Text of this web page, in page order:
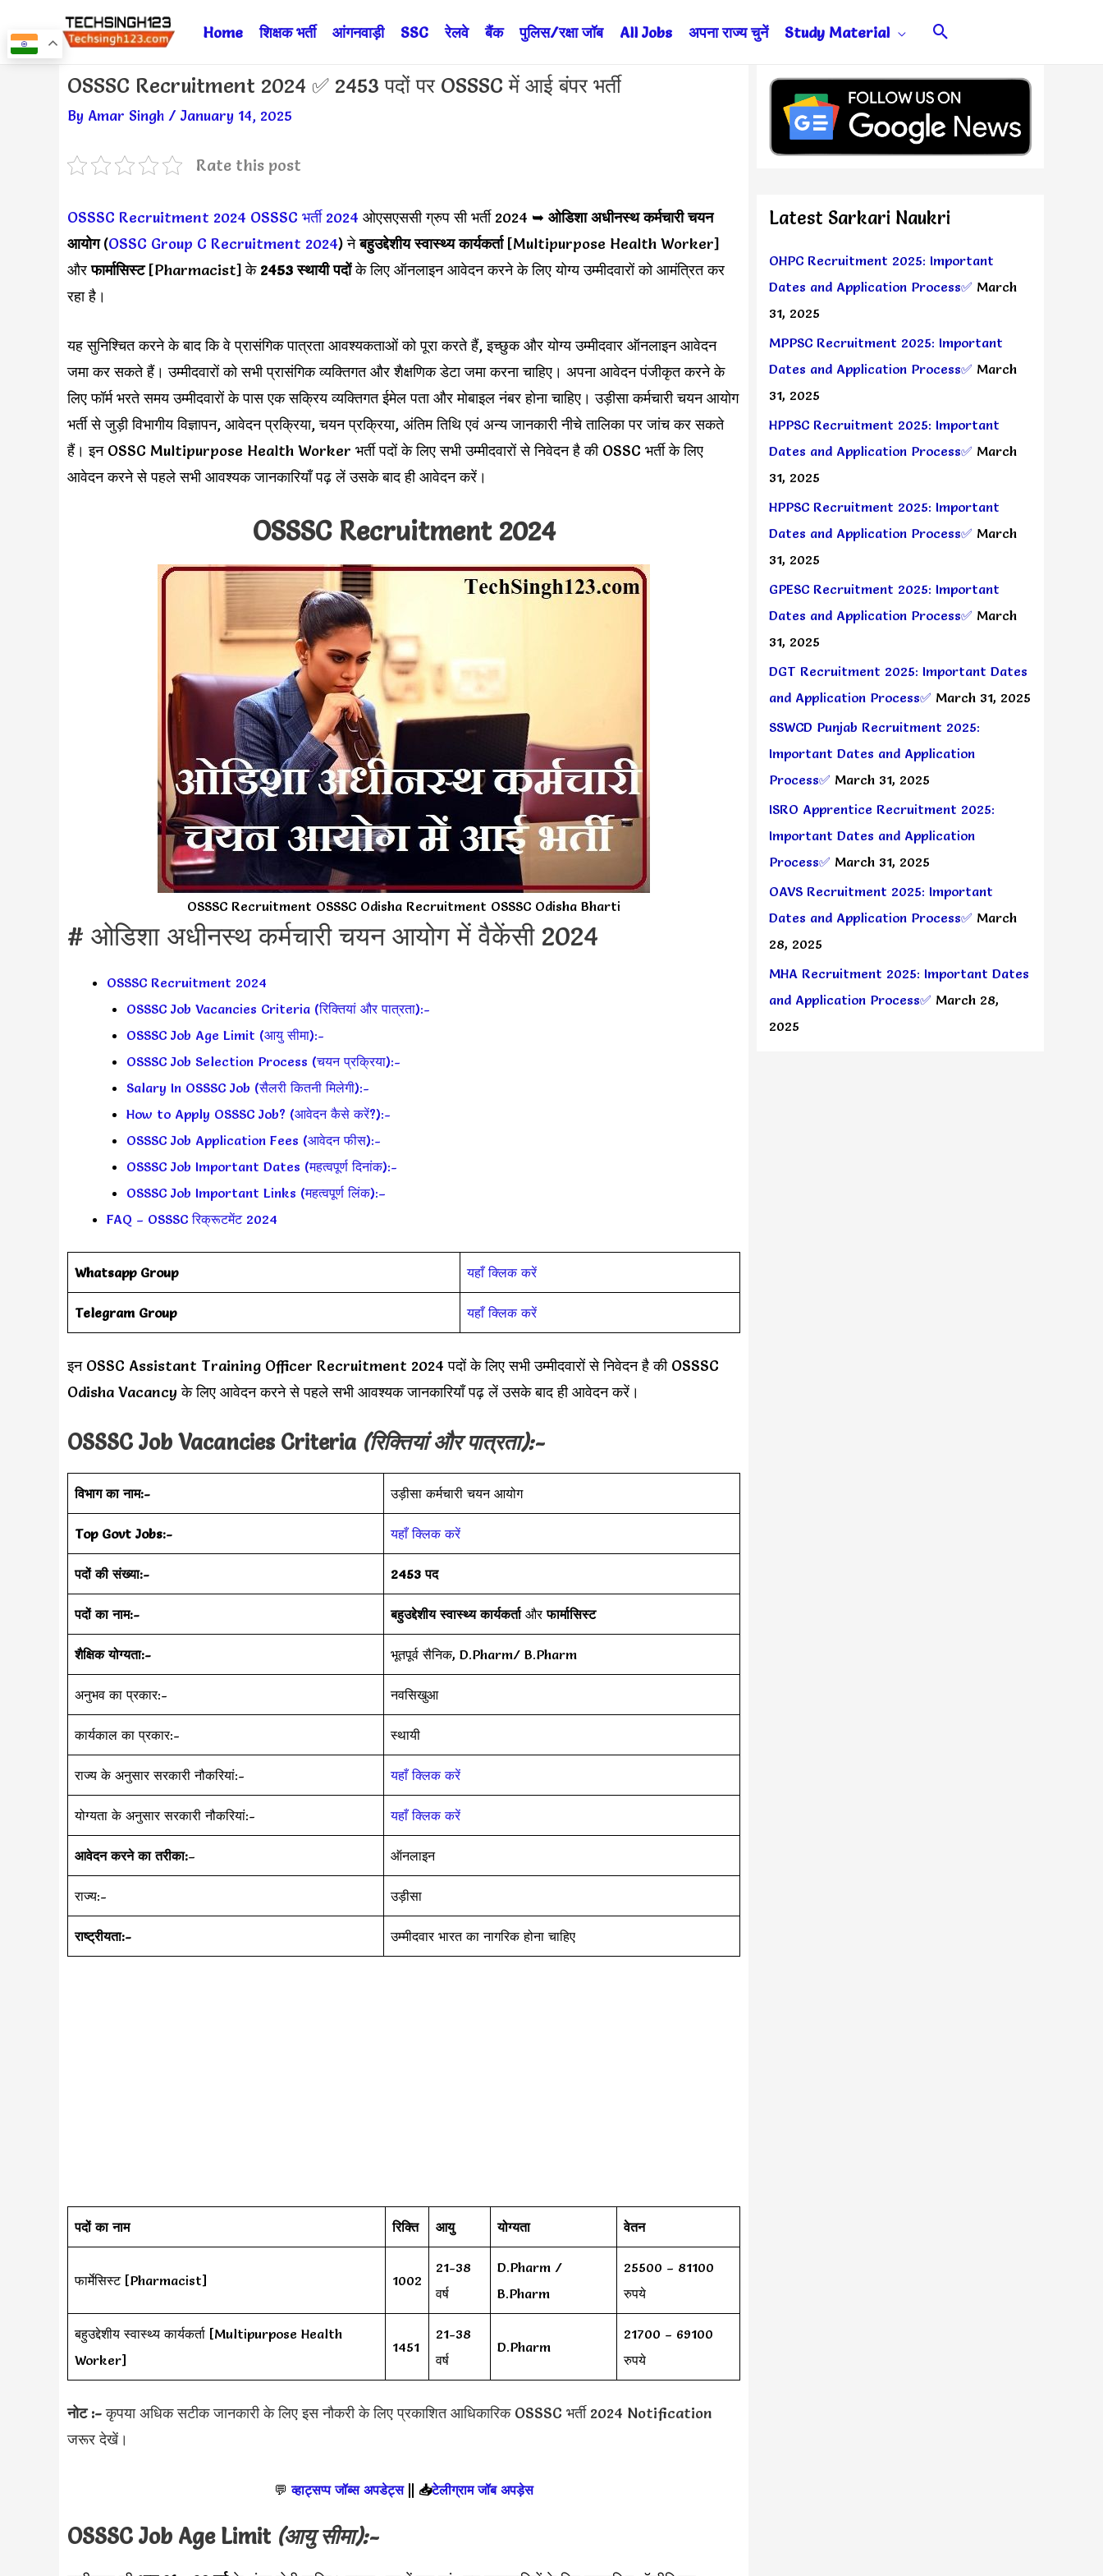
to
Home शिक्षक भर्ती आंगनवाड़ी SSC रेलवे बैंक पुलिस/रक्षा जॉब All Jobs अपना राज्य चुनें Study Material Search
OSSSC Recruitment 2024 ✅ 2453 पदों पर OSSSC में आई बंपर भर्ती
By Amar Singh / January 14, 2025
Rate this post
OSSSC Recruitment 2024 OSSSC भर्ती 2024 ओएसएससी ग्रुप सी भर्ती 2024 ➥ ओडिशा अधीनस्थ कर्मचारी चयन
आयोग(OSSC Group C Recruitment 2024) नेबहुउद्देशीय स्वास्थ्य कार्यकर्ता [Multipurpose Health Worker]
औरफार्मासिस्ट[Pharmacist] के 2453 स्थायी पदोंके लिए ऑनलाइन आवेदन करने के लिए योग्य उम्मीदवारों को आमंत्रित कर
रहा है।
यह सुनिश्चित करने के बाद कि वे प्रासंगिक पात्रता आवश्यकताओं को पूरा करते हैं, इच्छुक और योग्य उम्मीदवार ऑनलाइन आवेदन
जमा कर सकते हैं। उम्मीदवारों को सभी प्रासंगिक व्यक्तिगत और शैक्षणिक डेटा जमा करना चाहिए। अपना आवेदन पंजीकृत करने के
लिए फॉर्म भरते समय उम्मीदवारों के पास एक सक्रिय व्यक्तिगत ईमेल पता और मोबाइल नंबर होना चाहिए। उड़ीसा कर्मचारी चयन आयोग
भर्ती से जुड़ी विभागीय विज्ञापन, आवेदन प्रक्रिया, चयन प्रक्रिया, अंतिम तिथि एवं अन्य जानकारी नीचे तालिका पर जांच कर सकते
हैं। इन OSSC Multipurpose Health Worker भर्ती पदों के लिए सभी उम्मीदवारों से निवेदन है की OSSC भर्ती के लिए
आवेदन करने से पहले सभी आवश्यक जानकारियाँ पढ़ लें उसके बाद ही आवेदन करें।
OSSSC Recruitment 2024
OSSSC Recruitment OSSSC Odisha Recruitment OSSSC Odisha Bharti
# ओडिशा अधीनस्थ कर्मचारी चयन आयोग में वैकेंसी 2024
OSSSC Recruitment 2024
OSSSC Job Vacancies Criteria (रिक्तियां और पात्रता):-
OSSSC Job Age Limit (आयु सीमा):-
OSSSC Job Selection Process (चयन प्रक्रिया):-
Salary In OSSSC Job (सैलरी कितनी मिलेगी):-
How to Apply OSSSC Job? (आवेदन कैसे करें?):-
OSSSC Job Application Fees (आवेदन फीस):-
OSSSC Job Important Dates (महत्वपूर्ण दिनांक):-
OSSSC Job Important Links (महत्वपूर्ण लिंक):–
FAQ – OSSSC रिक्रूटमेंट 2024
Whatsapp Group यहाँ क्लिक करें
Telegram Group यहाँ क्लिक करें
इन OSSC Assistant Training Officer Recruitment 2024 पदों के लिए सभी उम्मीदवारों से निवेदन है की OSSSC
Odisha Vacancy के लिए आवेदन करने से पहले सभी आवश्यक जानकारियाँ पढ़ लें उसके बाद ही आवेदन करें।
OSSSC Job Vacancies Criteria (रिक्तियां और पात्रता):-
विभाग का नाम:- उड़ीसा कर्मचारी चयन आयोग
Top Govt Jobs:- यहाँ क्लिक करें
पदों की संख्या:- 2453 पद
पदों का नाम:- बहुउद्देशीय स्वास्थ्य कार्यकर्ताऔरफार्मासिस्ट
शैक्षिक योग्यता:- भूतपूर्व सैनिक, D.Pharm/ B.Pharm
अनुभव का प्रकार:- नवसिखुआ
कार्यकाल का प्रकार:- स्थायी
राज्य के अनुसार सरकारी नौकरियां:- यहाँ क्लिक करें
योग्यता के अनुसार सरकारी नौकरियां:- यहाँ क्लिक करें
आवेदन करने का तरीका:– ऑनलाइन
राज्य:- उड़ीसा
राष्ट्रीयता:- उम्मीदवार भारत का नागरिक होना चाहिए
पदों का नाम रिक्ति आयु योग्यता वेतन
फार्मेसिस्ट [Pharmacist] 1002
21-38
वर्ष
D.Pharm /
B.Pharm
25500 – 81100
रुपये
बहुउद्देशीय स्वास्थ्य कार्यकर्ता [Multipurpose Health
Worker]
1451
21-38
वर्ष
D.Pharm
21700 – 69100
रुपये
नोट :-कृपया अधिक सटीक जानकारी के लिए इस नौकरी के लिए प्रकाशित आधिकारिक OSSSC भर्ती 2024 Notification
जरूर देखें।
💬 व्हाट्सप्प जॉब्स अपडेट्स|| 📥टेलीग्राम जॉब अपड़ेस
OSSSC Job Age Limit (आयु सीमा):-
Post
Latest Sarkari Naukri
OHPC Recruitment 2025: Important
Dates and Application Process✅ March
31, 2025
MPPSC Recruitment 2025: Important
Dates and Application Process✅ March
31, 2025
HPPSC Recruitment 2025: Important
Dates and Application Process✅ March
31, 2025
HPPSC Recruitment 2025: Important
Dates and Application Process✅ March
31, 2025
GPESC Recruitment 2025: Important
Dates and Application Process✅ March
31, 2025
DGT Recruitment 2025: Important Dates
and Application Process✅ March 31, 2025
SSWCD Punjab Recruitment 2025:
Important Dates and Application
Process✅ March 31, 2025
ISRO Apprentice Recruitment 2025:
Important Dates and Application
Process✅ March 31, 2025
OAVS Recruitment 2025: Important
Dates and Application Process✅ March
28, 2025
MHA Recruitment 2025: Important Dates
and Application Process✅ March 28,
2025